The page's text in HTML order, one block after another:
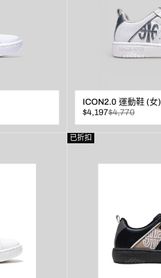
ICON2.0 運動鞋 (女)
已
折
扣
$4,197
原
價
$4,770
已折扣